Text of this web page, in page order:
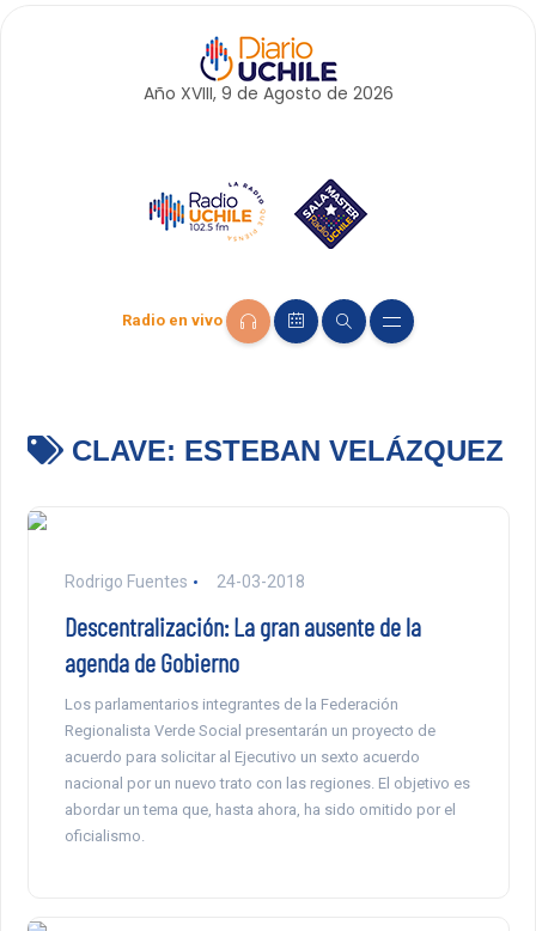
Año XVIII, 9 de Agosto de 2026
Radio en vivo
CLAVE: ESTEBAN VELÁZQUEZ
Rodrigo Fuentes 24-03-2018
Descentralización: La gran ausente de la
agenda de Gobierno
Los parlamentarios integrantes de la Federación
Regionalista Verde Social presentarán un proyecto de
acuerdo para solicitar al Ejecutivo un sexto acuerdo
nacional por un nuevo trato con las regiones. El objetivo es
abordar un tema que, hasta ahora, ha sido omitido por el
oficialismo.